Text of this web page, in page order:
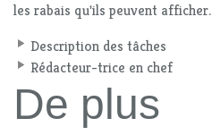
les rabais qu'ils peuvent afficher.
Description des tâches
Rédacteur-trice en chef
De plus